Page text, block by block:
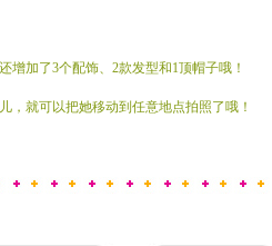
增加了3个配饰、2款发型和1顶帽子哦！
，就可以把她移动到任意地点拍照了哦！